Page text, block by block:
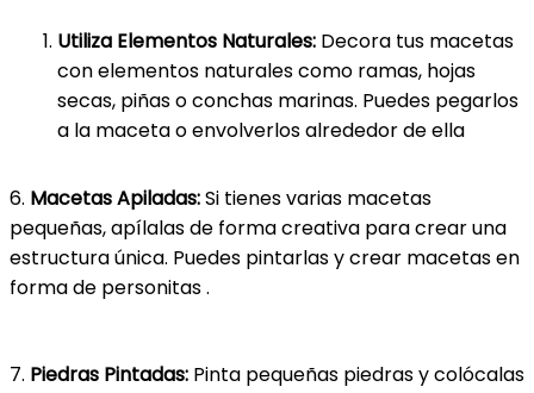
Utiliza Elementos Naturales: Decora tus macetas
con elementos naturales como ramas, hojas
secas, piñas o conchas marinas. Puedes pegarlos
a la maceta o envolverlos alrededor de ella
6. Macetas Apiladas:Si tienes varias macetas
pequeñas, apílalas de forma creativa para crear una
estructura única. Puedes pintarlas y crear macetas en
forma de personitas .
7. Piedras Pintadas: Pinta pequeñas piedras y colócalas